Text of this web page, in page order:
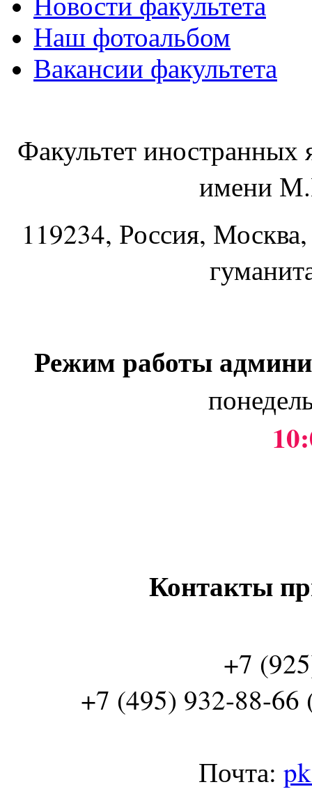
Наш фотоальбом
Вакансии факультета
Факультет
имени
119234, Россия,
Режим работы
Контакты
+7
+7 (495) 932-88-66
Почта: